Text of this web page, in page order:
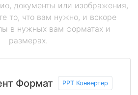
документы или изображения,
то, что вам нужно, и вскоре
в нужных вам форматах и
размерах.
Формат PPT Конвертер